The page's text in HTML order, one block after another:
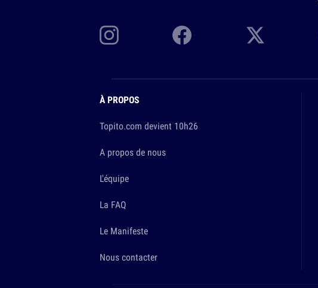
À PROPOS
Topito.com devient 10h26
A propos de nous
L'équipe
La FAQ
Le Manifeste
Nous contacter